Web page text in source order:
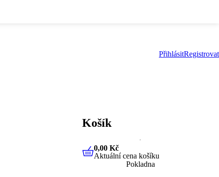
PřihlásitRegistrovat
Košík
0,00 KčAktuální cena košíku
0,00 Kč
Aktuální cena košíku
Pokladna